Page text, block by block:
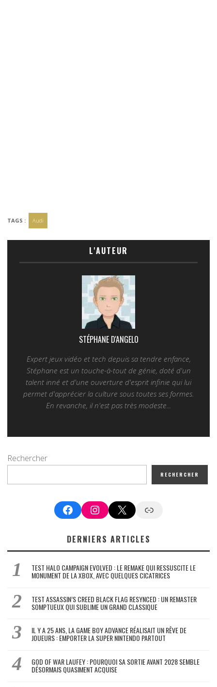
TAGS : Audi
L'AUTEUR
STÉPHANE D'ANGELO
Expert jeux vidéo et tech depuis sa tendre enfance,
Stéphane est un touche-à-tout de génie, doté d'un
talent inné et d'une ouverture d'esprit infinie qui lui
permet d'apprécier la culture sous toutes ses formes.
En revanche, il n'est pas très modeste...
Rechercher
RECHERCHER
FacebookInstagram
X Google News
DERNIERS ARTICLES
TEST HALO CAMPAIGN EVOLVED : LE REMAKE QUI RESSUSCITE LE
MONUMENT DE LA XBOX, AVEC QUELQUES CICATRICES
TEST ASSASSIN’S CREED BLACK FLAG RESYNCED : UN REMASTER
SOMPTUEUX QUI SUBLIME UN GRAND CLASSIQUE
IL Y A 25 ANS, LA GAME BOY ADVANCE RÉALISAIT UN RÊVE DE
JOUEURS : EMPORTER LA SUPER NINTENDO PARTOUT
GOD OF WAR LAUFEY : POURQUOI SA SORTIE AVANT 2028 SEMBLE
DÉSORMAIS QUASIMENT ACQUISE